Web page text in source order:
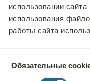
использовании
использования
работы сайта
согласия
Обязательные